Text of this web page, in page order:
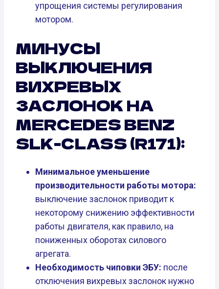
упрощения системы регулирования
мотором.
МИНУСЫ
ВЫКЛЮЧЕНИЯ
ВИХРЕВЫХ
ЗАСЛОНОК НА
MERCEDES BENZ
SLK-CLASS (R171):
Минимальное уменьшение
производительности работы мотора:
выключение заслонок приводит к
некоторому снижению эффективности
работы двигателя, как правило, на
пониженных оборотах силового
агрегата.
Необходимость чиповки ЭБУ: после
отключения вихревых заслонок нужно